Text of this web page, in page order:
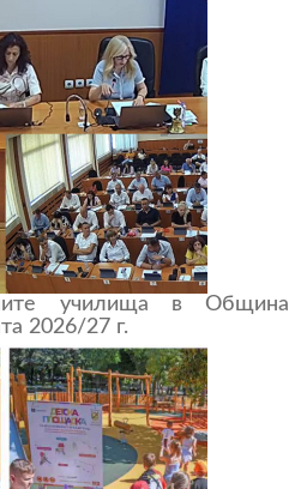
училища в Община
2026/27 г.